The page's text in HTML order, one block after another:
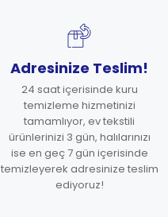
Adresinize Teslim!
24 saat içerisinde kuru
temizleme hizmetinizi
tamamlıyor, ev tekstili
ürünlerinizi 3 gün, halılarınızı
ise en geç 7 gün içerisinde
temizleyerek adresinize teslim
ediyoruz!